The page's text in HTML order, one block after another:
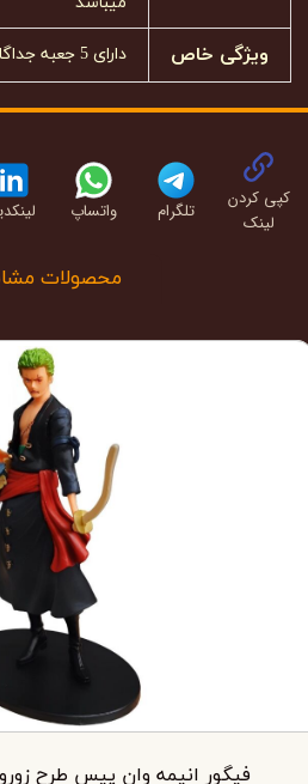
ویژگی خاص دارای 5 جعبه جداگانه برای هر آیتم
محصولات
فیگور انیمه وان پیس طرح
کپی کردن
لینک
تلگرام واتساپ